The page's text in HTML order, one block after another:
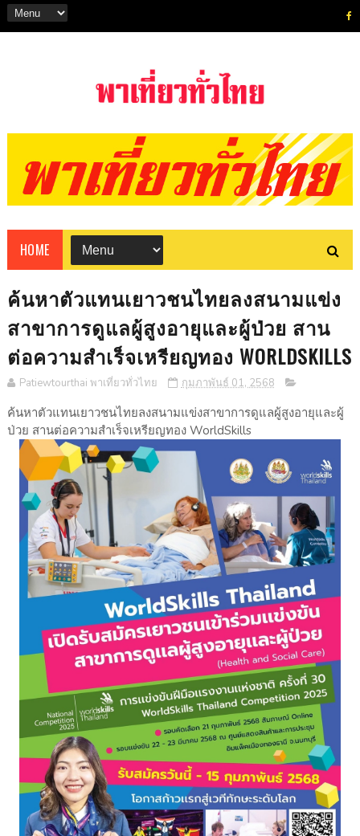
HOME
ค้นหาตัวแทนเยาวชนไทยลงสนามแข่ง
สาขาการดูแลผู้สูงอายุและผู้ป่วย สาน
ต่อความสำเร็จเหรียญทอง WORLDSKILLS
Patiewtourthai พาเที่ยวทั่วไทย กุมภาพันธ์ 01, 2568
ค้นหาตัวแทนเยาวชนไทยลงสนามแข่งสาขาการดูแลผู้สูงอายุและผู้
ป่วย สานต่อความสำเร็จเหรียญทอง WorldSkills